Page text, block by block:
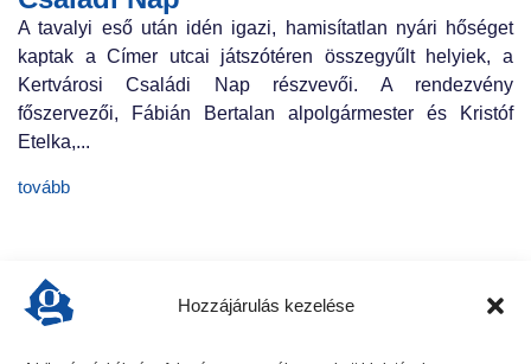
Hozzájárulás kezelése
A tavalyi eső után idén igazi, hamisítatlan nyári hőséget
kaptak a Címer utcai játszótéren összegyűlt helyiek, a
Kertvárosi Családi Nap részvevői. A rendezvény
főszervezői, Fábián Bertalan alpolgármester és Kristóf
Etelka,...
tovább